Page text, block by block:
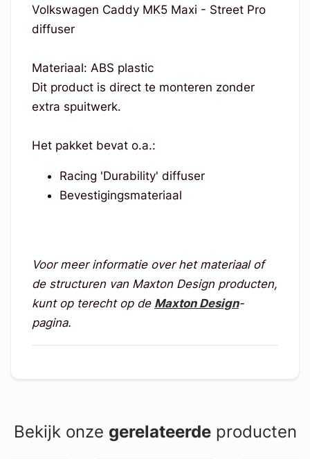
Volkswagen Caddy MK5 Maxi - Street Pro
diffuser
Materiaal: ABS plastic
Dit product is direct te monteren zonder
extra spuitwerk.
Het pakket bevat o.a.:
Racing 'Durability' diffuser
Bevestigingsmateriaal
Voor meer informatie over het materiaal of
de structuren van Maxton Design producten,
kunt op terecht op de Maxton Design-
pagina.
Bekijk onze gerelateerdeproducten